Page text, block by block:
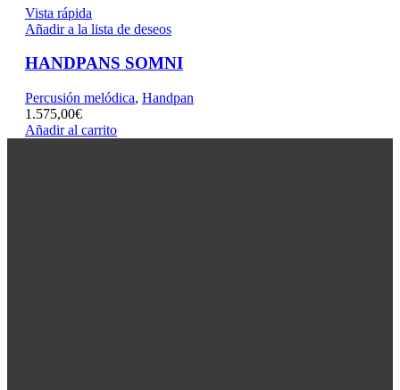
Vista rápida
Añadir a la lista de deseos
HANDPANS SOMNI
Percusión melódica, Handpan
1.575,00€
Añadir al carrito